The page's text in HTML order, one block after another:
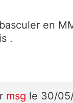
en
.
msg le 30/